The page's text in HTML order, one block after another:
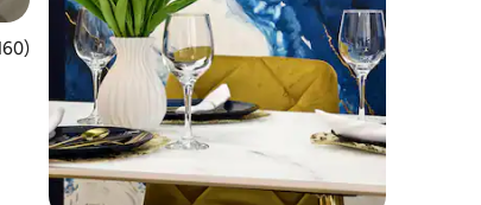
Bewertung: 4,96 von 5, 160 Bewertungen